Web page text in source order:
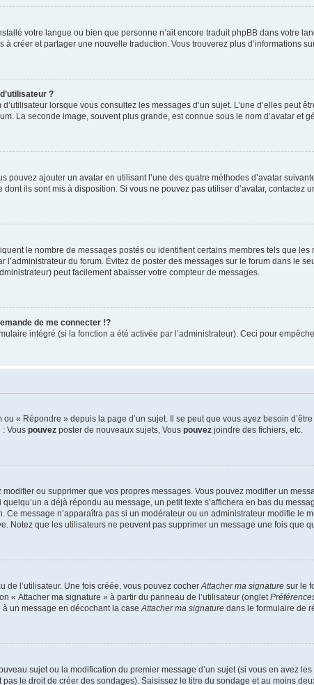
votre langue ou bien que personne n’ait encore traduit phpBB dans votre
à créer et partager une nouvelle traduction. Vous trouverez plus d’informations
?
lorsque vous consultez les messages d’un sujet. L’une d’elles peut
La seconde image, souvent plus grande, est connue sous le nom d’avatar et
pouvez ajouter un avatar en utilisant l’une des quatre méthodes d’avatar
ils sont mis à disposition. Si vous ne pouvez pas utiliser d’avatar, contactez
le nombre de messages postés ou identifient certains membres tels que
l’administrateur du forum. Évitez de poster des messages sur le forum dans le
peut facilement abaisser votre compteur de messages.
de me connecter !?
intégré (si la fonction a été activée par l’administrateur). Ceci pour
« Répondre » depuis la page d’un sujet. Il se peut que vous ayez besoin
Vous pouvez poster de nouveaux sujets, Vous pouvez joindre des fichiers, etc.
ou supprimer que vos propres messages. Vous pouvez modifier un
a déjà répondu au message, un petit texte s’affichera en bas du
Ce message n’apparaîtra pas si un modérateur ou un administrateur modifie le
Notez que les utilisateurs ne peuvent pas supprimer un message une fois que
de l’utilisateur. Une fois créée, vous pouvez cocherAttacher ma signature sur le
« Attacher ma signature » à partir du panneau de l’utilisateur (onglet
à un message en décochant la caseAttacher ma signature dans le formulaire de
sujet ou la modification du premier message d’un sujet (si vous en avez
le droit de créer des sondages). Saisissez le titre du sondage et au moins